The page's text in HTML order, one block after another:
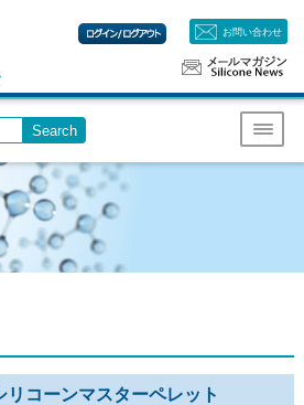
お問い合わせ
Search
Menu
コーンマスターペレット